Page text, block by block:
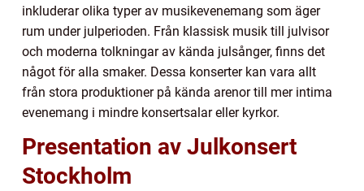
inkluderar olika typer av musikevenemang som äger
rum under julperioden. Från klassisk musik till julvisor
och moderna tolkningar av kända julsånger, finns det
något för alla smaker. Dessa konserter kan vara allt
från stora produktioner på kända arenor till mer intima
evenemang i mindre konsertsalar eller kyrkor.
Presentation av Julkonsert
Stockholm